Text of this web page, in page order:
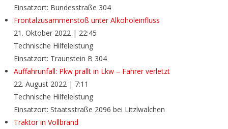
Einsatzort: Bundesstraße 304
Frontalzusammenstoß unter Alkoholeinfluss
21. Oktober 2022 | 22:45
Technische Hilfeleistung
Einsatzort: Traunstein B 304
Auffahrunfall: Pkw prallt in Lkw – Fahrer verletzt
22. August 2022 | 7:11
Technische Hilfeleistung
Einsatzort: Staatsstraße 2096 bei Litzlwalchen
Traktor in Vollbrand